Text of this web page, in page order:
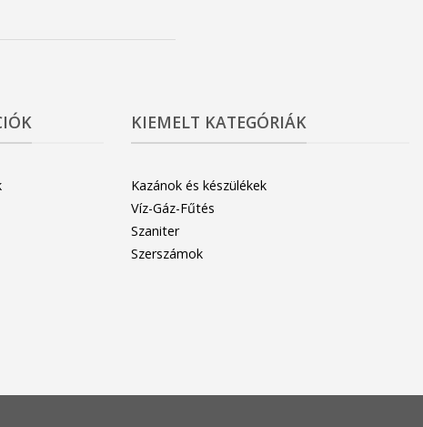
KIEMELT KATEGÓRIÁK
Kazánok és készülékek
Víz-Gáz-Fűtés
Szaniter
Szerszámok